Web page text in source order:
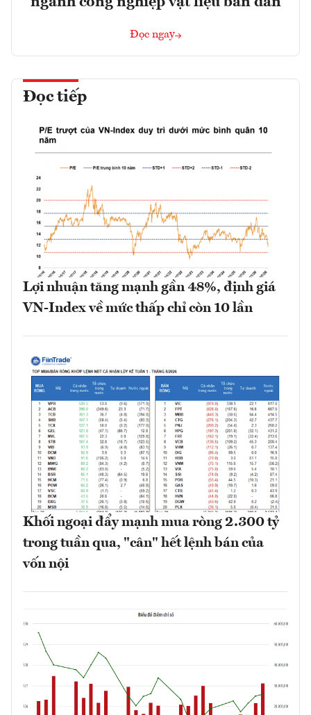
Đọc ngay
Đọc tiếp
Lợi nhuận tăng mạnh gần 48%, định giá
VN-Index về mức thấp chỉ còn 10 lần
Khối ngoại đẩy mạnh mua ròng 2.300 tỷ
trong tuần qua, "cân" hết lệnh bán của
vốn nội